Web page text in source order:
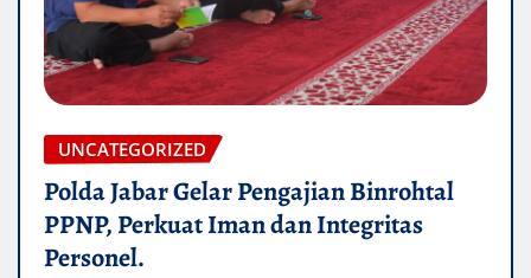
UNCATEGORIZED
Polda Jabar Gelar Pengajian Binrohtal
PPNP, Perkuat Iman dan Integritas
Personel.